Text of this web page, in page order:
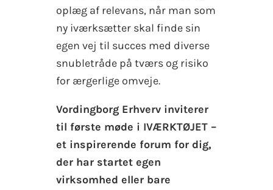
oplæg af relevans, når man som
ny iværksætter skal finde sin
egen vej til succes med diverse
snubletråde på tværs og risiko
for ærgerlige omveje.
Vordingborg Erhverv inviterer
til første møde i IVÆRKTØJET –
et inspirerende forum for dig,
der har startet egen
virksomhed eller bare